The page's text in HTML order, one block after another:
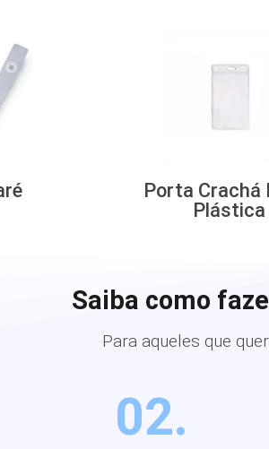
Porta Crachá
Plástica
Saiba como
Para aqueles que
02.